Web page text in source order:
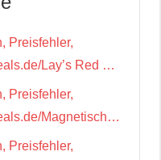
Preisfehler,
Lay’s Red …
Preisfehler,
Magnetisch…
Preisfehler,